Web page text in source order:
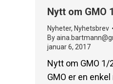
Nytt om GMO
Nyheter, Nyhetsbrev
By
januar 6, 2017
Nytt om GMO 1/
GMO er en